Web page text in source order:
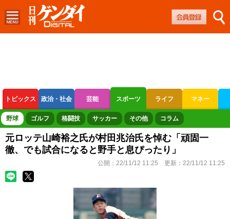
トピックス 政治・社会 芸能 スポーツ ライフ マネー
ボートレース 競輪 オートレース
野球 ゴルフ 格闘技 サッカー その他 コラム
元ロッテ山崎裕之氏が村田兆治氏を悼む「頑固一
徹、でも試合になると野手と息ぴったり」
公開： 22/11/12 11:25 更新： 22/11/12 11:25